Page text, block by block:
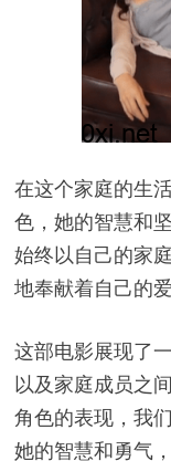
在这个家庭的生
色，她的智慧和
始终以自己的家
地奉献着自己的爱
这部电影展现了
以及家庭成员之
角色的表现，我
她的智慧和勇气